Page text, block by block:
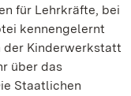
für Lehrkräfte, bei
kennengelernt
der Kinderwerkstatt
über das
Staatlichen